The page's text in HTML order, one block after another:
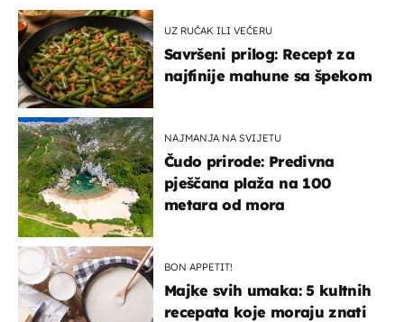
UZ RUČAK ILI VEČERU
Savršeni prilog: Recept za
najfinije mahune sa špekom
NAJMANJA NA SVIJETU
Čudo prirode: Predivna
pješčana plaža na 100
metara od mora
BON APPETIT!
Majke svih umaka: 5 kultnih
recepata koje moraju znati